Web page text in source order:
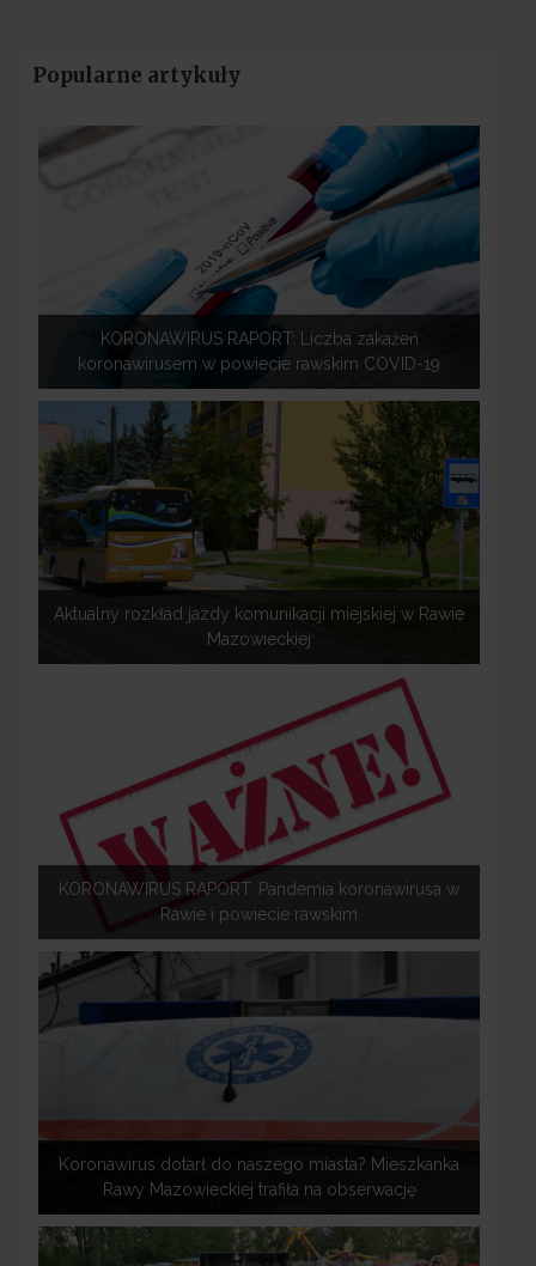
Popularne artykuły
KORONAWIRUS RAPORT: Liczba zakażeń
koronawirusem w powiecie rawskim COVID-19
Aktualny rozkład jazdy komunikacji miejskiej w Rawie
Mazowieckiej
KORONAWIRUS RAPORT: Pandemia koronawirusa w
Rawie i powiecie rawskim
Koronawirus dotarł do naszego miasta? Mieszkanka
Rawy Mazowieckiej trafiła na obserwację